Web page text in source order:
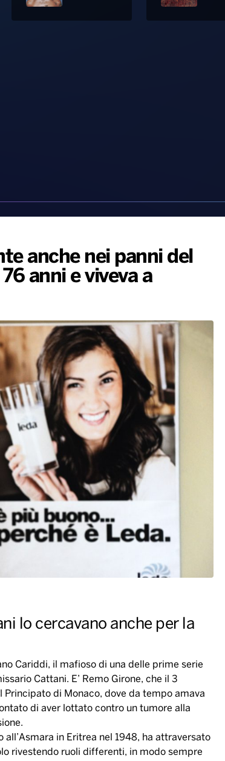
anche nei panni del
anni e viveva a
lo cercavano anche per la
Cariddi, il mafioso di una delle prime serie
Cattani. E’ Remo Girone, che il 3
Principato di Monaco, dove da tempo amava
di aver lottato contro un tumore alla
in Eritrea nel 1948, ha attraversato
rivestendo ruoli differenti, in modo sempre